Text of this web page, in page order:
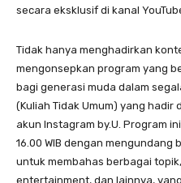
secara eksklusif di kanal
Tidak hanya menghadirkan
mengonsepkan program yang
bagi generasi muda dalam
(Kuliah Tidak Umum) yang hadir
akun Instagram by.U. Program
16.00 WIB dengan mengundang
untuk membahas berbagai
entertainment, dan lainnya,